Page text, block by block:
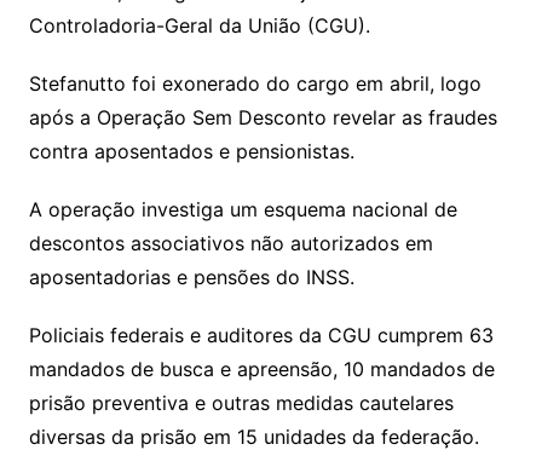
Controladoria-Geral da União (CGU).
Stefanutto foi exonerado do cargo em abril, logo
após a Operação Sem Desconto revelar as fraudes
contra aposentados e pensionistas.
A operação investiga um esquema nacional de
descontos associativos não autorizados em
aposentadorias e pensões do INSS.
Policiais federais e auditores da CGU cumprem 63
mandados de busca e apreensão, 10 mandados de
prisão preventiva e outras medidas cautelares
diversas da prisão em 15 unidades da federação.